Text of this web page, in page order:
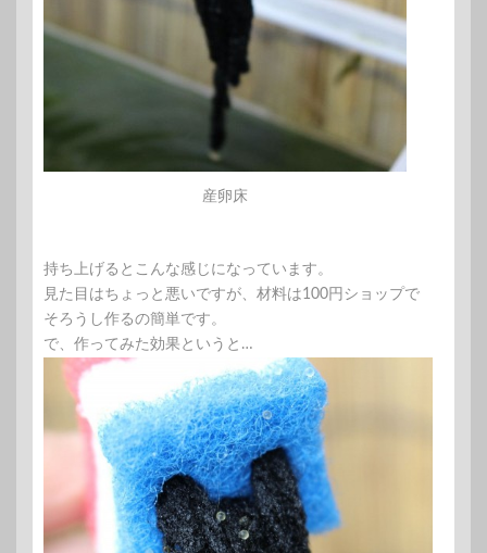
産卵床
持ち上げるとこんな感じになっています。
見た目はちょっと悪いですが、材料は100円ショップで
そろうし作るの簡単です。
で、作ってみた効果というと…